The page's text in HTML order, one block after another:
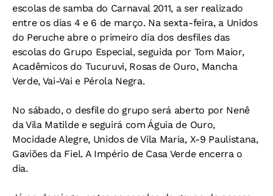
escolas de samba do Carnaval 2011, a ser realizado
entre os dias 4 e 6 de março. Na sexta-feira, a Unidos
do Peruche abre o primeiro dia dos desfiles das
escolas do Grupo Especial, seguida por Tom Maior,
Acadêmicos do Tucuruvi, Rosas de Ouro, Mancha
Verde, Vai-Vai e Pérola Negra.
No sábado, o desfile do grupo será aberto por Nenê
da Vila Matilde e seguirá com Águia de Ouro,
Mocidade Alegre, Unidos de Vila Maria, X-9 Paulistana,
Gaviões da Fiel. A Império de Casa Verde encerra o
dia.